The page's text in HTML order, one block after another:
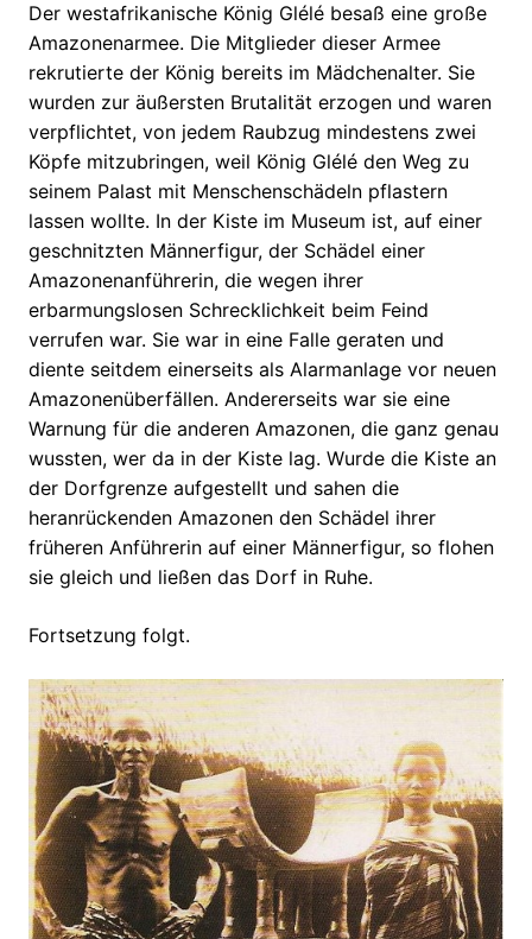
Der westafrikanische König Glélé besaß eine große
Amazonenarmee. Die Mitglieder dieser Armee
rekrutierte der König bereits im Mädchenalter. Sie
wurden zur äußersten Brutalität erzogen und waren
verpflichtet, von jedem Raubzug mindestens zwei
Köpfe mitzubringen, weil König Glélé den Weg zu
seinem Palast mit Menschenschädeln pflastern
lassen wollte. In der Kiste im Museum ist, auf einer
geschnitzten Männerfigur, der Schädel einer
Amazonenanführerin, die wegen ihrer
erbarmungslosen Schrecklichkeit beim Feind
verrufen war. Sie war in eine Falle geraten und
diente seitdem einerseits als Alarmanlage vor neuen
Amazonenüberfällen. Andererseits war sie eine
Warnung für die anderen Amazonen, die ganz genau
wussten, wer da in der Kiste lag. Wurde die Kiste an
der Dorfgrenze aufgestellt und sahen die
heranrückenden Amazonen den Schädel ihrer
früheren Anführerin auf einer Männerfigur, so flohen
sie gleich und ließen das Dorf in Ruhe.
Fortsetzung folgt.